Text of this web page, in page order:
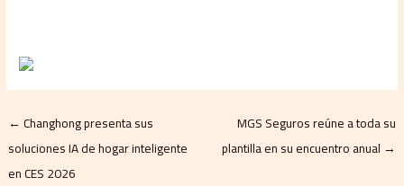
←Changhong presenta sus
soluciones IA de hogar inteligente
en CES 2026
MGS Seguros reúne a toda su
plantilla en su encuentro anual →